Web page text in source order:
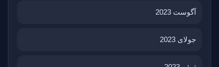
آگوست 2023
جولای 2023